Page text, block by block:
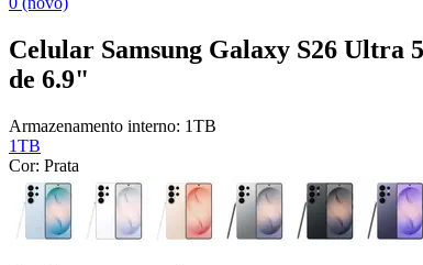
Celular Samsung Galaxy S26 Ultra
de 6.9"
Armazenamento interno: 1TB
1TB
Cor: Prata